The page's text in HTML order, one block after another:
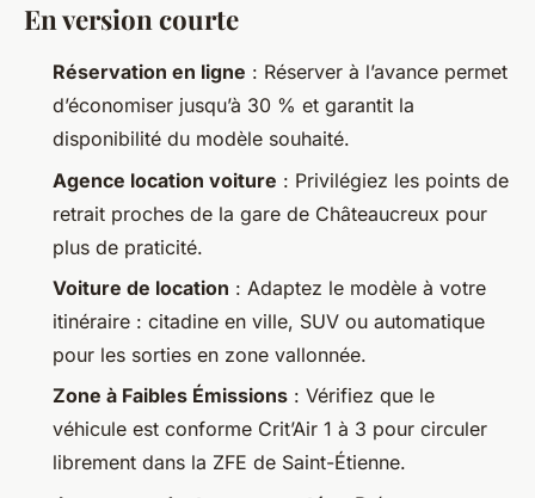
En version courte
Réservation en ligne : Réserver à l’avance permet
d’économiser jusqu’à 30 % et garantit la
disponibilité du modèle souhaité.
Agence location voiture : Privilégiez les points de
retrait proches de la gare de Châteaucreux pour
plus de praticité.
Voiture de location : Adaptez le modèle à votre
itinéraire : citadine en ville, SUV ou automatique
pour les sorties en zone vallonnée.
Zone à Faibles Émissions : Vérifiez que le
véhicule est conforme Crit’Air 1 à 3 pour circuler
librement dans la ZFE de Saint-Étienne.